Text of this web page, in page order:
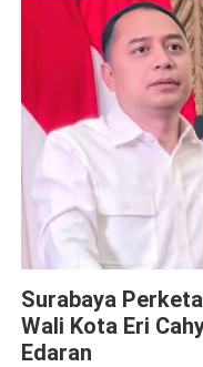
Surabaya
Wali Kota Eri
Edaran